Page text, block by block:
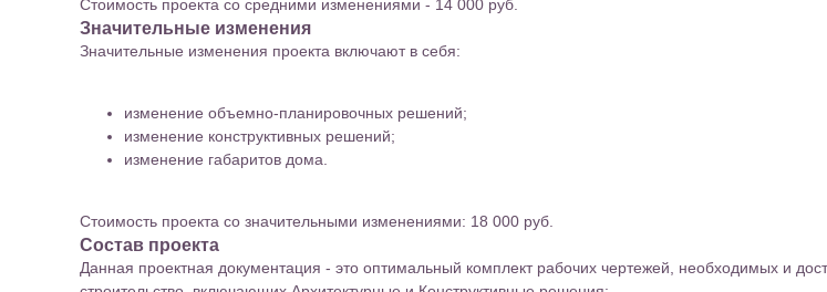
Стоимость проекта со средними изменениями - 14 000 руб.
Значительные изменения
Значительные изменения проекта включают в себя:
изменение объемно-планировочных решений;
изменение конструктивных решений;
изменение габаритов дома.
Стоимоcть проекта со значительными изменениями: 18 000 руб.
Состав проекта
Данная проектная документация - это оптимальный комплект рабочих чертежей, необходимых и